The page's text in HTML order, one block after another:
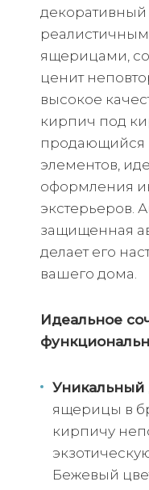
ящерицами,
ценит
высокое
кирпич под
продающийся
элементов,
оформления
экстерьеров.
защищенная
делает его
вашего дома.
Идеальное
Уникальный
ящерицы в
кирпичу
Бежевый